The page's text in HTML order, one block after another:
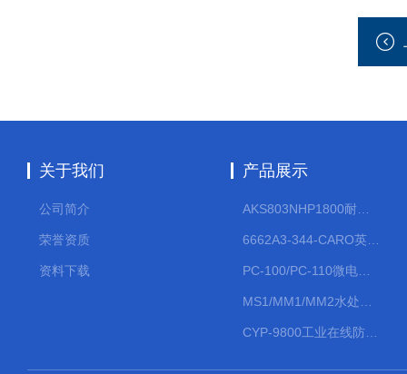
关于我们
公司简介
荣誉资质
资料下载
产品展示